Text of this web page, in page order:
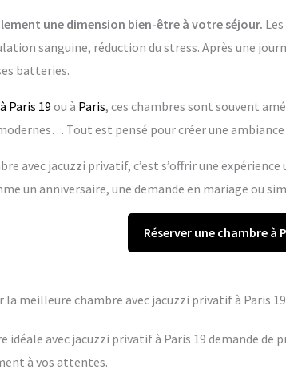
une dimension bien-être à votre séjour.
sanguine, réduction du stress. Après une
batteries.
Paris 19ou à Paris, ces chambres sont souvent
Tout est pensé pour créer une
avec jacuzzi privatif, c’est s’offrir une
un anniversaire, une demande en mariage ou
Réserver une chambre à
la meilleure chambre avec jacuzzi privatif à Paris 19
idéale avec jacuzzi privatif à Paris 19 demande de
à vos attentes.